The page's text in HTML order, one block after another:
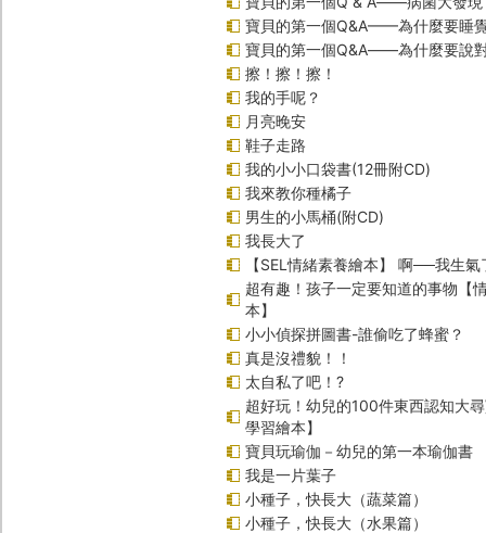
寶貝的第一個Q&A——為什麼要睡
寶貝的第一個Q&A――為什麼要說
擦！擦！擦！
我的手呢？
月亮晚安
鞋子走路
我的小小口袋書(12冊附CD)
我來教你種橘子
男生的小馬桶(附CD)
我長大了
【SEL情緒素養繪本】 啊──我生
超有趣！孩子一定要知道的事物【
本】
小小偵探拼圖書-誰偷吃了蜂蜜？
真是沒禮貌！！
太自私了吧！?
超好玩！幼兒的100件東西認知大
學習繪本】
寶貝玩瑜伽－幼兒的第一本瑜伽書
我是一片葉子
小種子，快長大（蔬菜篇）
小種子，快長大（水果篇）